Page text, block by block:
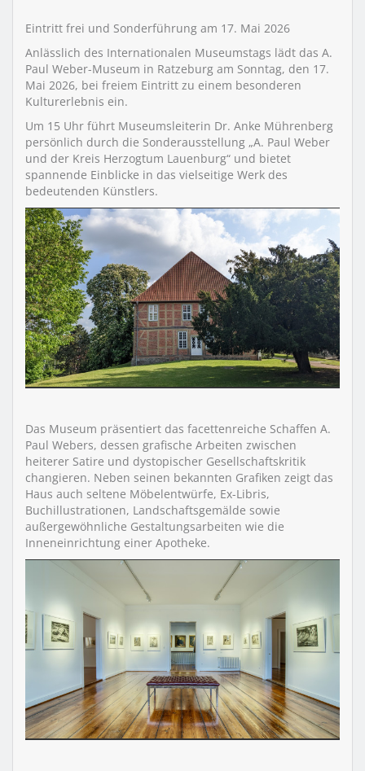
Eintritt frei und Sonderführung am 17. Mai 2026
Anlässlich des Internationalen Museumstags lädt das A.
Paul Weber-Museum in Ratzeburg am Sonntag, den 17.
Mai 2026, bei freiem Eintritt zu einem besonderen
Kulturerlebnis ein.
Um 15 Uhr führt Museumsleiterin Dr. Anke Mührenberg
persönlich durch die Sonderausstellung „A. Paul Weber
und der Kreis Herzogtum Lauenburg“ und bietet
spannende Einblicke in das vielseitige Werk des
bedeutenden Künstlers.
Das Museum präsentiert das facettenreiche Schaffen A.
Paul Webers, dessen grafische Arbeiten zwischen
heiterer Satire und dystopischer Gesellschaftskritik
changieren. Neben seinen bekannten Grafiken zeigt das
Haus auch seltene Möbelentwürfe, Ex-Libris,
Buchillustrationen, Landschaftsgemälde sowie
außergewöhnliche Gestaltungsarbeiten wie die
Inneneinrichtung einer Apotheke.